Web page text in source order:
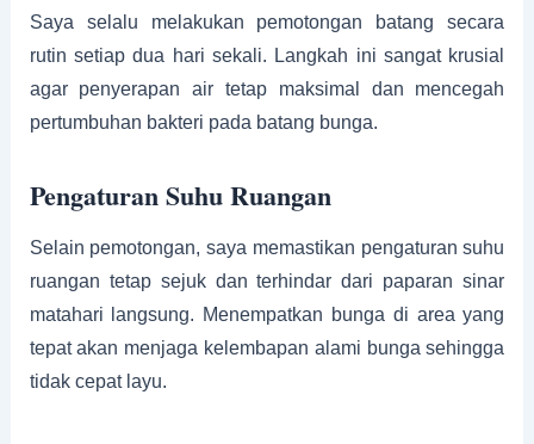
Saya selalu melakukan pemotongan batang secara
rutin setiap dua hari sekali. Langkah ini sangat krusial
agar penyerapan air tetap maksimal dan mencegah
pertumbuhan bakteri pada batang bunga.
Pengaturan Suhu Ruangan
Selain pemotongan, saya memastikan pengaturan suhu
ruangan tetap sejuk dan terhindar dari paparan sinar
matahari langsung. Menempatkan bunga di area yang
tepat akan menjaga kelembapan alami bunga sehingga
tidak cepat layu.